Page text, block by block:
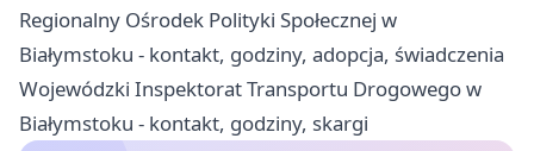
Regionalny Ośrodek Polityki Społecznej w
Białymstoku - kontakt, godziny, adopcja, świadczenia
Wojewódzki Inspektorat Transportu Drogowego w
Białymstoku - kontakt, godziny, skargi